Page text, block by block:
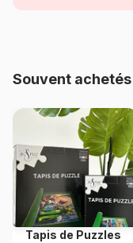
EAN
Nombre de pièces
Souvent
Tapis de Puzzles